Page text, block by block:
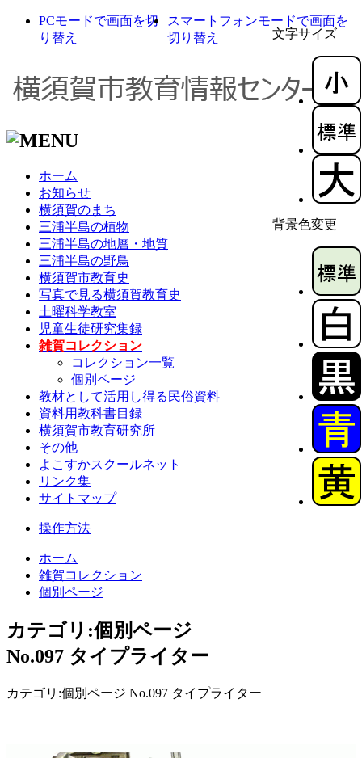
文字サイズ
背景色変更
PCモードで画面を切
り替え
スマートフォンモードで画面を
切り替え
ホーム
お知らせ
横須賀のまち
三浦半島の植物
三浦半島の地層・地質
三浦半島の野鳥
横須賀市教育史
写真で見る横須賀教育史
土曜科学教室
児童生徒研究集録
雑賀コレクション
コレクション一覧
個別ページ
教材として活用し得る民俗資料
資料用教科書目録
横須賀市教育研究所
その他
よこすかスクールネット
リンク集
サイトマップ
操作方法
ホーム
雑賀コレクション
個別ページ
カテゴリ:個別ページ
No.097 タイプライター
カテゴリ:個別ページ No.097 タイプライター